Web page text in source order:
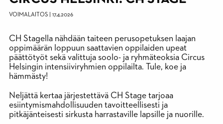
VOIMALAITOS 17.4.2026
CH Stagella nähdään taiteen perusopetuksen laajan
oppimäärän loppuun saattavien oppilaiden upeat
päättötyöt sekä valittuja soolo- ja ryhmäteoksia Circus
Helsingin intensiiviryhmien oppilailta. Tule, koe ja
hämmästy!
Neljättä kertaa järjestettävä CH Stage tarjoaa
esiintymismahdollisuuden tavoitteellisesti ja
pitkäjänteisesti sirkusta harrastaville lapsille ja nuorille.